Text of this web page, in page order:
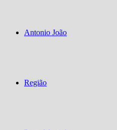
Antonio João
Região